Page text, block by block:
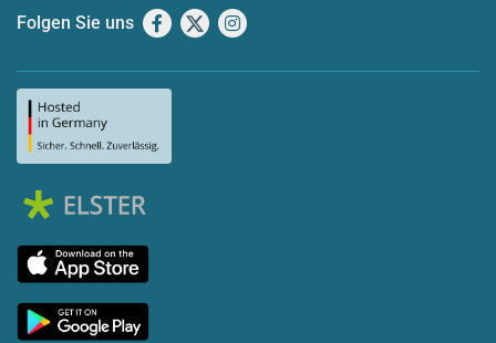
Folgen Sie uns Facebook
X Instagram